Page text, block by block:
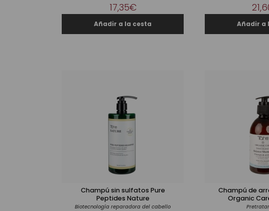
17,35€
Champú sin sulfatos Pure
Peptides Nature
Biotecnología reparadora del cabello
Champú de
Organic